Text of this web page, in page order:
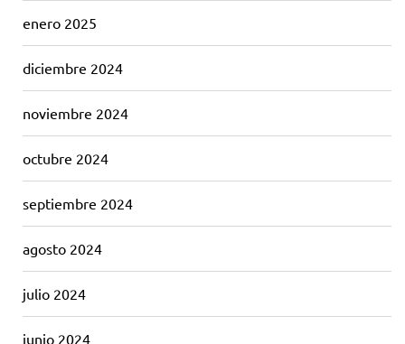
enero 2025
diciembre 2024
noviembre 2024
octubre 2024
septiembre 2024
agosto 2024
julio 2024
junio 2024